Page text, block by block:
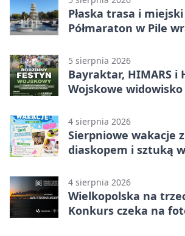
Płaska trasa i
Półmaraton w Pile
5 sierpnia 2026
Bayraktar, HIMARS i
Wojskowe
4 sierpnia 2026
Sierpniowe wakacje
diaskopem i sztuką
4 sierpnia 2026
Wielkopolska na
Konkurs czeka na